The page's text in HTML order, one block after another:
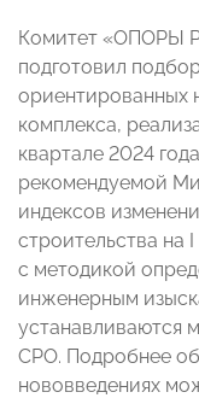
Комитет «ОПОРЫ
подготовил
ориентированных
комплекса,
квартале 2024
рекомендуемой
индексов
строительства на
с методикой
инженерным
устанавливаются
СРО. Подробнее
нововведениях